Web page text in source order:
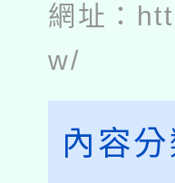
網址：
w/
內容分